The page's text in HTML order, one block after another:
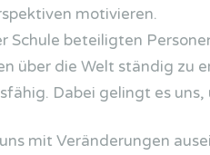
motivieren.
Schule beteiligten
über die Welt ständig zu
Dabei gelingt es
mit Veränderungen